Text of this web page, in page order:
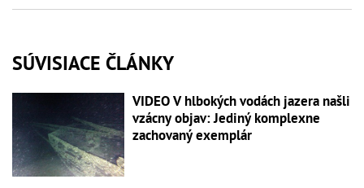
SÚVISIACE ČLÁNKY
VIDEO V hlbokých vodách jazera našli
vzácny objav: Jediný komplexne
zachovaný exemplár